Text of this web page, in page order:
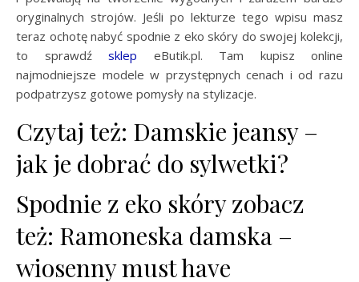
oryginalnych strojów. Jeśli po lekturze tego wpisu masz
teraz ochotę nabyć spodnie z eko skóry do swojej kolekcji,
to sprawdź sklep eButik.pl. Tam kupisz online
najmodniejsze modele w przystępnych cenach i od razu
podpatrzysz gotowe pomysły na stylizacje.
Czytaj też: Damskie jeansy –
jak je dobrać do sylwetki?
Spodnie z eko skóry zobacz
też: Ramoneska damska –
wiosenny must have